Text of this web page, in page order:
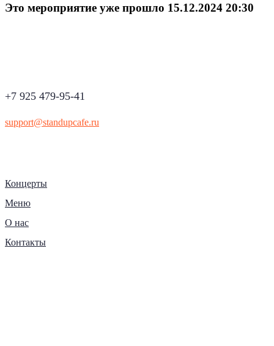
Это мероприятие уже прошло 15.12.2024 20:30
+7 925 479-95-41
support@standupcafe.ru
Концерты
Меню
О нас
Контакты